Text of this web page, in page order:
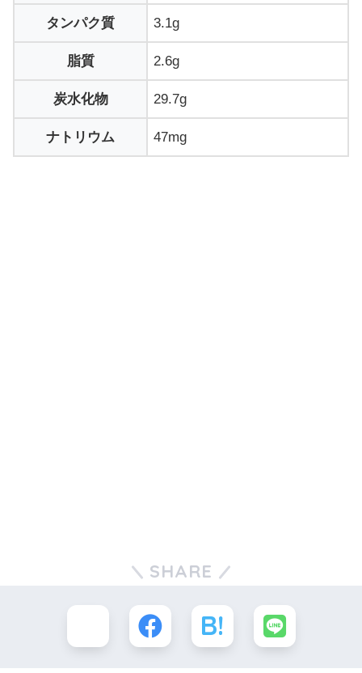
タンパク質 3.1g
脂質 2.6g
炭水化物 29.7g
ナトリウム 47mg
SHARE